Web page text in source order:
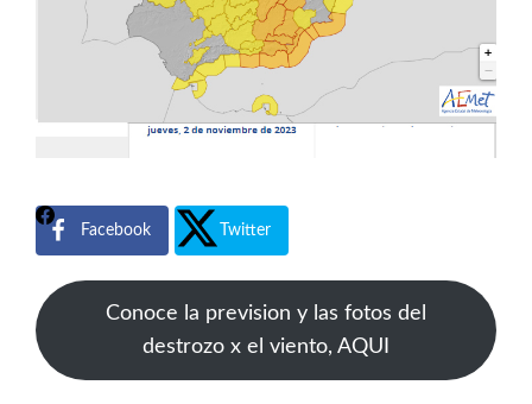
Facebook Twitter
Conoce la prevision y las fotos del
destrozo x el viento, AQUI